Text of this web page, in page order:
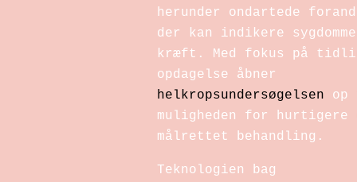
herunder ondartede
der kan indikere sygdomme
kræft. Med fokus på
opdagelse åbner
helkropsundersøgelsen op
muligheden for hurtigere
målrettet behandling.
Teknologien bag